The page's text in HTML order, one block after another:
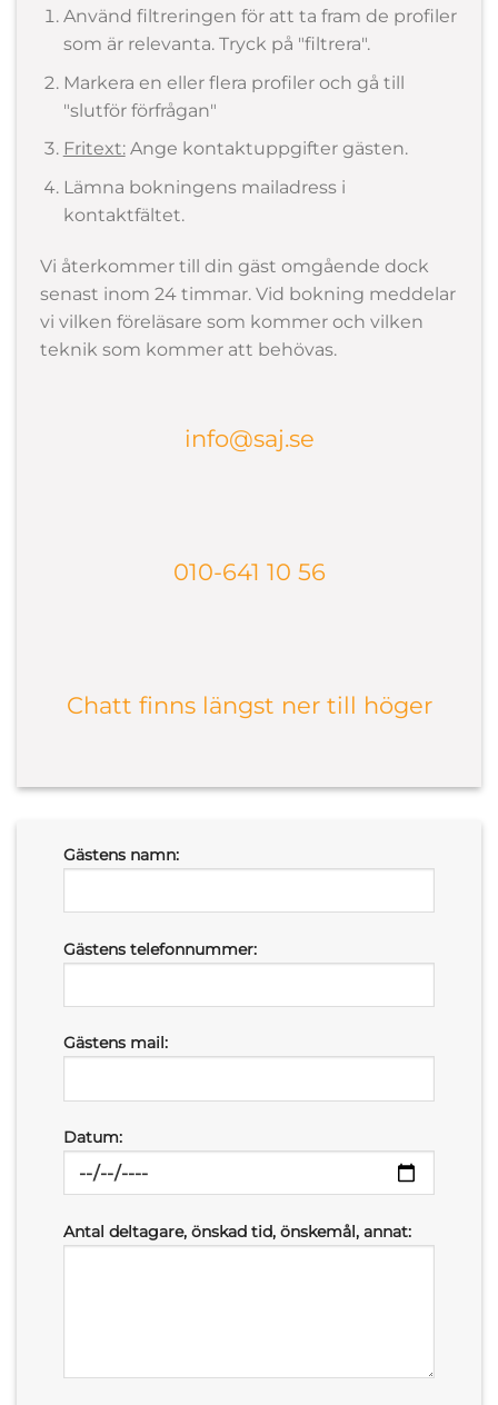
Använd filtreringen för att ta fram de profiler
som är relevanta. Tryck på "filtrera".
Markera en eller flera profiler och gå till
"slutför förfrågan"
Fritext:Ange kontaktuppgifter gästen.
Lämna bokningens mailadress i
kontaktfältet.
Vi återkommer till din gäst omgående dock
senast inom 24 timmar. Vid bokning meddelar
vi vilken föreläsare som kommer och vilken
teknik som kommer att behövas.
info@saj.se
010-641 10 56
Chatt finns längst ner till höger
Gästens namn:
Gästens telefonnummer:
Gästens mail:
Datum:
Antal deltagare, önskad tid, önskemål, annat: